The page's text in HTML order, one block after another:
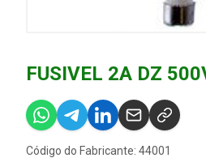
FUSIVEL 2A DZ
Código do Fabricante: 44001